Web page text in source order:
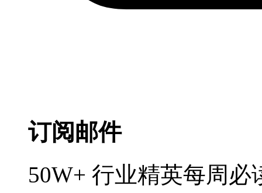
订阅邮件
50W+ 行业精英每周